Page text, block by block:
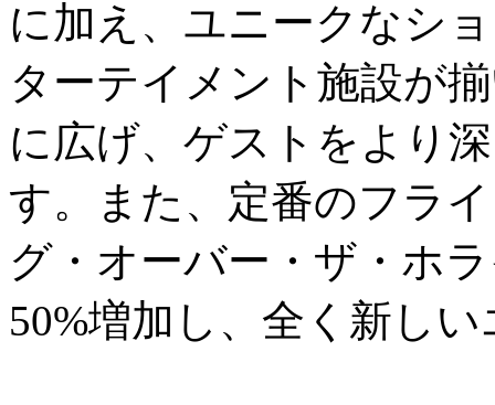
に加え、ユニークなシ
ターテイメント施設が
に広げ、ゲストをより
す。また、定番のフラ
グ・オーバー・ザ・ホ
50%増加し、全く新し